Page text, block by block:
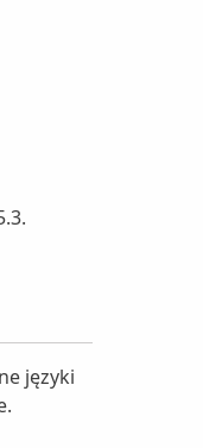
języki